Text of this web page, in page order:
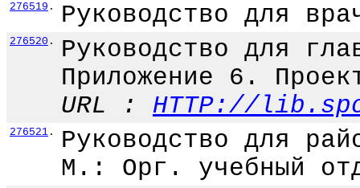
276519 . Руководство для
276520 .
Руководство для
Приложение 6.
URL : HTTP://
276521 .
Руководство для
М.: Орг. учебный